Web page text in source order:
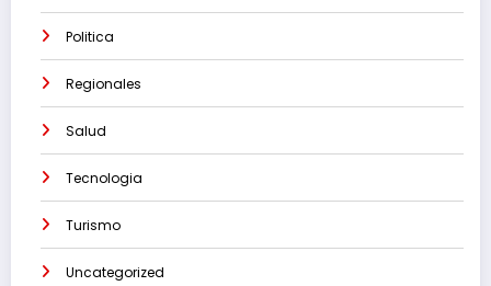
Politica
Regionales
Salud
Tecnologia
Turismo
Uncategorized